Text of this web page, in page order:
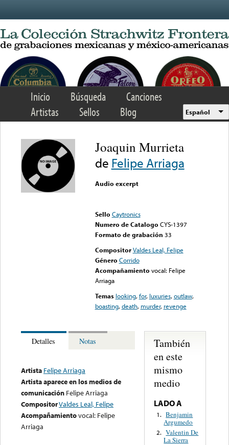
Inicio Búsqueda
Canciones
Artistas
Sellos Blog Español
Joaquin Murrieta
de Felipe Arriaga
Audio excerpt
Sello Caytronics
Numero de Catalogo CYS-1397
Formato de grabación 33
Compositor Valdes Leal, Felipe
Género Corrido
Acompañamiento vocal: Felipe
Arriaga
Temas looking,for, luxuries,outlaw,
boasting,death, murder, revenge
Detalles Notas
Artista Felipe Arriaga
Artista aparece en los medios de
comunicación Felipe Arriaga
CompositorValdes Leal, Felipe
Acompañamientovocal: Felipe
Arriaga
También
en este
mismo
medio
LADO A
1. Benjamin
Argumedo
2. Valentin De
La Sierra